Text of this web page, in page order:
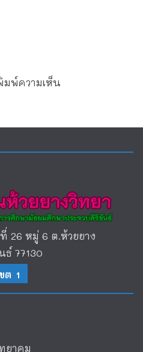
มพ์ความเห็น
26 หมู่ 6 ต.ห้วยยาง
77130
ต 1
ยาคม